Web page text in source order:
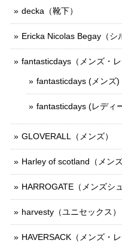
decka（靴下）
Ericka Nicolas Begay（シ
fantasticdays（メンズ・レ
fantasticdays (メンズ)
fantasticdays (レディ
GLOVERALL（メンズ）
Harley of scotland（メン
HARROGATE（メンズシ
harvesty（ユニセックス）
HAVERSACK（メンズ・レ